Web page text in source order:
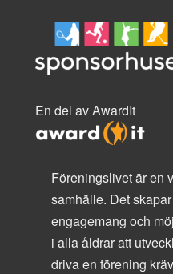
En del av AwardIt
Föreningslivet är en
samhälle. Det
engagemang och
i alla åldrar att
driva en förening